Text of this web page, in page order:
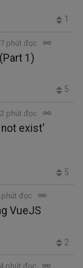
1
7 phút đọc
1)
5
2 phút đọc
exist'
5
phút đọc
VueJS
2
4 phút đọc